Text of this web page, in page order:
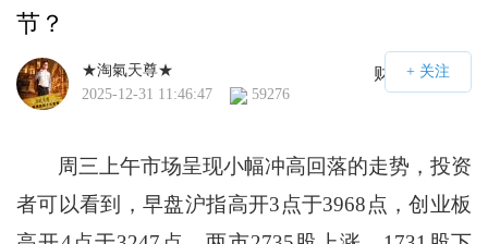
节？
财经号APP
★淘氣天尊★
2025-12-31 11:46:47
59276
周三上午市场呈现小幅冲高回落的走势，投资
者可以看到，早盘沪指高开3点于3968点，创业板